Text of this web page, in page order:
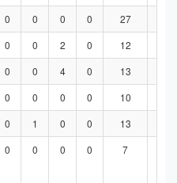
0 0 0 0 27
0 0 2 0 12
0 0 4 0 13
0 0 0 0 10
0 1 0 0 13
0 0 0 0 7